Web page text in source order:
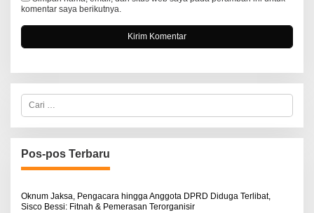
komentar saya berikutnya.
C
r
i
u
n
u
:
Pos-pos Terbaru
Oknum Jaksa, Pengacara hingga Anggota DPRD Diduga Terlibat,
Sisco Bessi: Fitnah & Pemerasan Terorganisir